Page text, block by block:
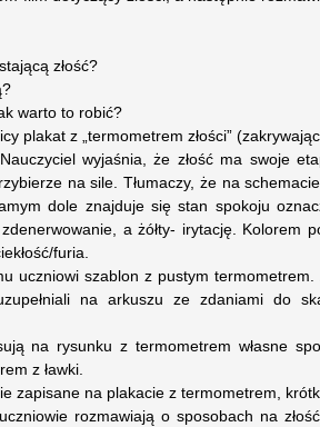
złość?
warto to robić?
plakat z „termometrem złości”
wyjaśnia, że złość ma swoje
na sile. Tłumaczy, że na
dole znajduje się stan spokoju
a żółty- irytację. Kolorem
furia.
uczniowi szablon z pustym
na arkuszu ze zdaniami do
na rysunku z termometrem własne
z ławki.
zapisane na plakacie z termometrem,
rozmawiają o sposobach na